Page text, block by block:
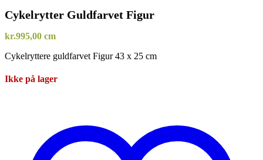
Cykelrytter Guldfarvet Figur
kr.995,00 cm
Cykelryttere guldfarvet Figur 43 x 25 cm
Ikke på lager